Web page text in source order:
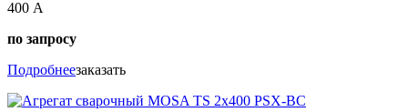
400 А
по запросу
Подробнеезаказать